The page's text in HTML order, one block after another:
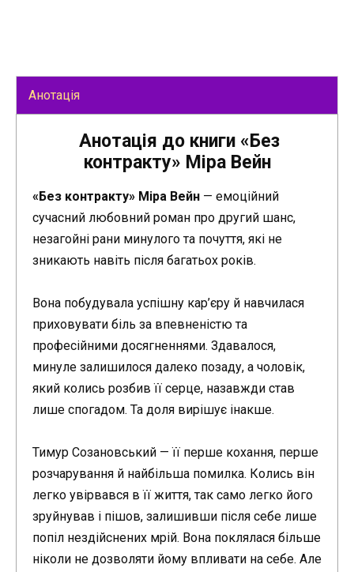
Анотація
Анотація до книги «Без
контракту» Міра Вейн
«Без контракту» Міра Вейн — емоційний
сучасний любовний роман про другий шанс,
незагойні рани минулого та почуття, які не
зникають навіть після багатьох років.
Вона побудувала успішну кар’єру й навчилася
приховувати біль за впевненістю та
професійними досягненнями. Здавалося,
минуле залишилося далеко позаду, а чоловік,
який колись розбив її серце, назавжди став
лише спогадом. Та доля вирішує інакше.
Тимур Созановський — її перше кохання, перше
розчарування й найбільша помилка. Колись він
легко увірвався в її життя, так само легко його
зруйнував і пішов, залишивши після себе лише
попіл нездійснених мрій. Вона поклялася більше
ніколи не дозволяти йому впливати на себе. Але